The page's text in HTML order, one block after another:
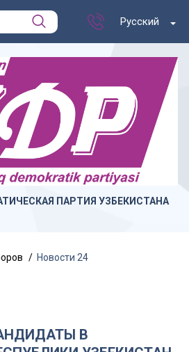
Русский
ПАРТИЯ УЗБЕКИСТАНА
Новости 24
В